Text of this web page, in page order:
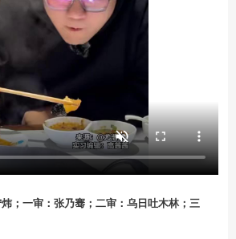
；一审：张乃骞；二审：乌日吐木林；三